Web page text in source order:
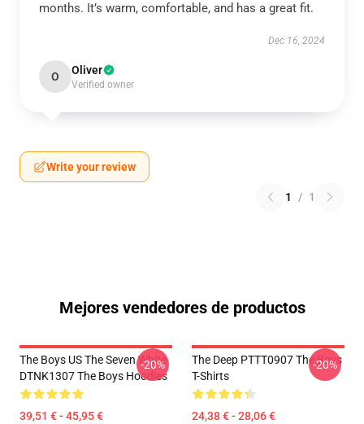
months. It’s warm, comfortable, and has a great fit.
Dec 16, 2024
O Oliver
Verified owner
Write your review
1 / 1
Mejores vendedores de productos
The Boys US The Seven White
DTNK1307 The Boys Hoodies
39,51 € - 45,95 €
-20%
The Deep PTTT0907 The Boys
T-Shirts
24,38 € - 28,06 €
-20%